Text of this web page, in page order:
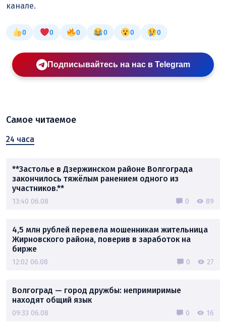
канале.
0 0 0 0 0 0
Подписывайтесь на нас в Telegram
Самое читаемое
24 часа
**Застолье в Дзержинском районе Волгограда
закончилось тяжёлым ранением одного из
участников.**
13:40 06.08 0 89
4,5 млн рублей перевела мошенникам жительница
Жирновского района, поверив в заработок на
бирже
12:02 06.08 0 27
Волгоград — город дружбы: непримиримые
находят общий язык
09:33 06.08 0 16